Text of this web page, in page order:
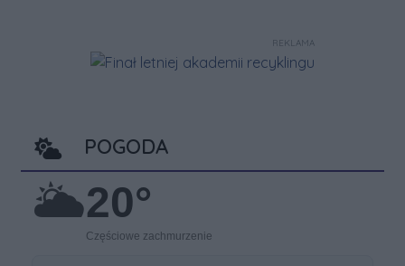
REKLAMA
POGODA